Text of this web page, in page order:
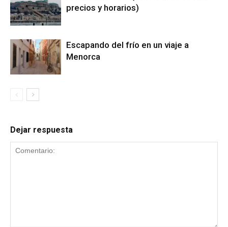
precios y horarios)
Escapando del frío en un viaje a
Menorca
Dejar respuesta